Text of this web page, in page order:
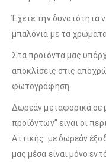
Έχετε την δυνατότητα
μπαλόνια με τα
Στα προϊόντα μας
αποκλίσεις στις
φωτογράφηση.
Δωρεάν μεταφορικά σε
προϊόντων” είναι οι
Αττικής με δωρεάν
μας μέσα είναι μόνο